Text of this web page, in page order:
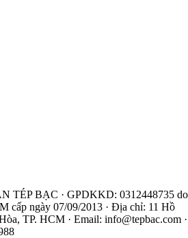
TÉP BẠC · GPDKKD: 0312448735 do
cấp ngày 07/09/2013 · Địa chỉ: 11 Hồ
TP. HCM · Email: info@tepbac.com ·